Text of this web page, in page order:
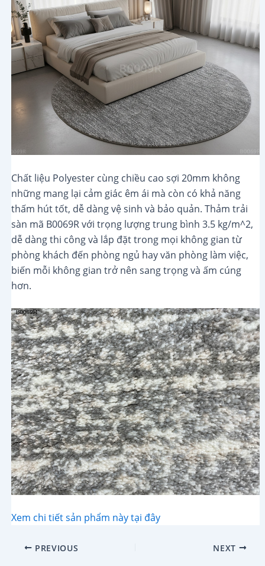
Chất liệu Polyester cùng chiều cao sợi 20mm không
những mang lại cảm giác êm ái mà còn có khả năng
thấm hút tốt, dễ dàng vệ sinh và bảo quản. Thảm trải
sàn mã B0069R với trọng lượng trung bình 3.5 kg/m^2,
dễ dàng thi công và lắp đặt trong mọi không gian từ
phòng khách đến phòng ngủ hay văn phòng làm việc,
biến mỗi không gian trở nên sang trọng và ấm cúng
hơn.
Xem chi tiết sản phẩm này tại đây
Post PREVIOUS NEXT